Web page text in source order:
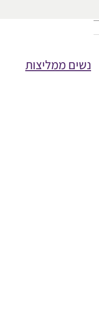
נשים ממליצות